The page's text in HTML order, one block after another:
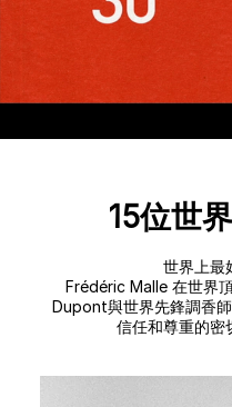
15位世
世界上最
Frédéric Malle 在世界
Dupont與世界先鋒調香
信任和尊重的密